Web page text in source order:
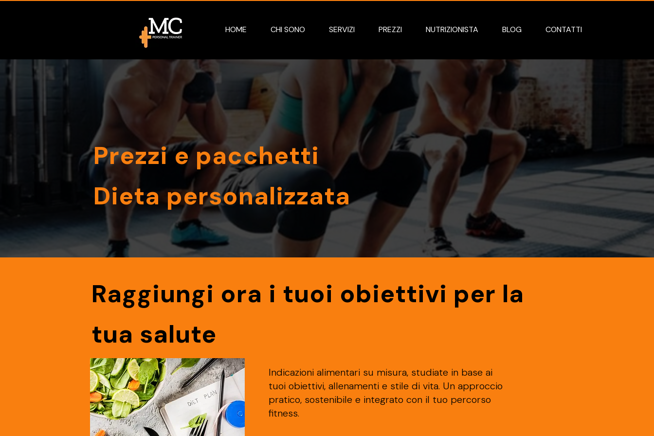
HOME CHI SONO SERVIZI PREZZI NUTRIZIONISTA BLOG CONTATTI
Prezzi e pacchetti
Dieta personalizzata
Raggiungi ora i tuoi obiettivi per la
tua salute
Indicazioni alimentari su misura, studiate in base ai
tuoi obiettivi, allenamenti e stile di vita. Un approccio
pratico, sostenibile e integrato con il tuo percorso
fitness.